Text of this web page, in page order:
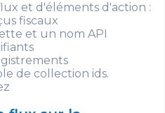
et d'éléments d'action :
fiscaux
et un nom API
de collection ids.